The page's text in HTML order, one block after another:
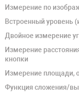
Измерение по
Встроенный уровень
Двойное измерение
Измерение
кнопки
Измерение площади,
Функция сложения/